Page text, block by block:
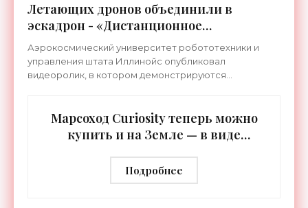
Летающих дронов объединили в
эскадрон - «Дистанционное
управление»
Аэрокосмический университет робототехники и
управления штата Иллинойс опубликовал
видеоролик, в котором демонстрируются
Марсоход Curiosity теперь можно
купить и на Земле — в виде
Подробнее